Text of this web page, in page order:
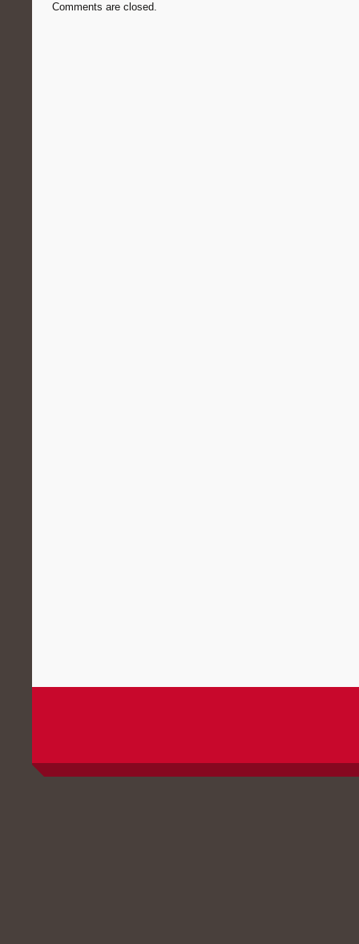
Comments are closed.